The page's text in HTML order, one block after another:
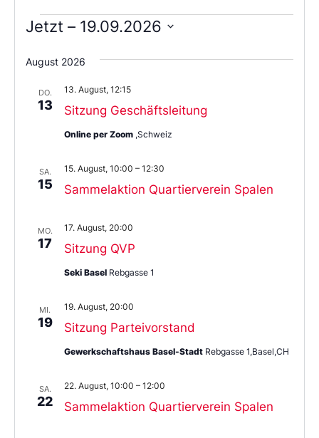
Jetzt – 19.09.2026
Sie
das
aus.
August 2026
DO.
13 Sitzung Geschäftsleitung
13. August, 12:15
Online per Zoom ,Schweiz
SA.
15 Sammelaktion Quartierverein Spalen
15. August, 10:00 – 12:30
MO.
17 Sitzung QVP
17. August, 20:00
Seki Basel Rebgasse 1
MI.
19 Sitzung Parteivorstand
19. August, 20:00
Gewerkschaftshaus Basel-Stadt Rebgasse 1,Basel,CH
SA.
22 Sammelaktion Quartierverein Spalen
22. August, 10:00 – 12:00